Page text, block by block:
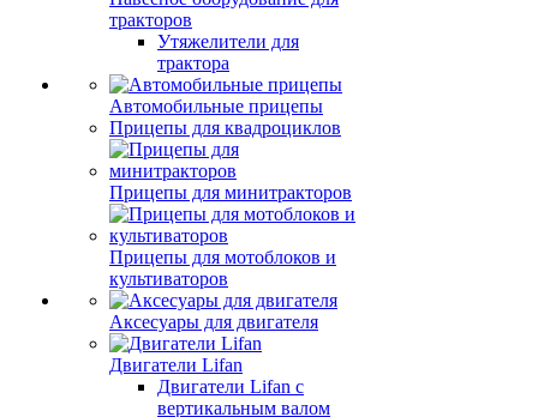
тракторов
Утяжелители для
трактора
Автомобильные прицепы
Прицепы для квадроциклов
Прицепы для минитракторов
Прицепы для мотоблоков и
культиваторов
Аксесуары для двигателя
Двигатели Lifan
Двигатели Lifan с
вертикальным валом